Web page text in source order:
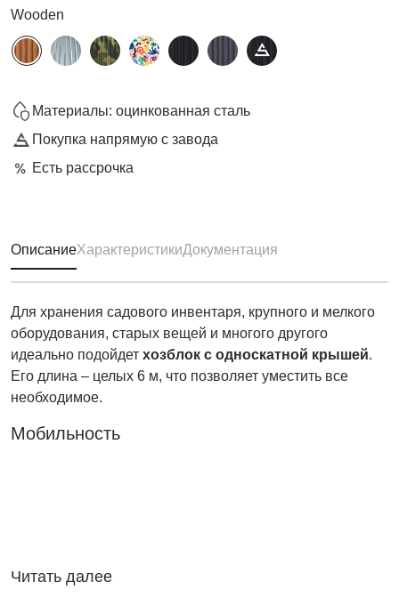
Wooden
Материалы: оцинкованная сталь
Покупка напрямую с завода
Есть рассрочка
ОписаниеХарактеристикиДокументация
Для хранения садового инвентаря, крупного и мелкого
оборудования, старых вещей и многого другого
идеально подойдет хозблок с односкатной крышей.
Его длина – целых 6 м, что позволяет уместить все
необходимое.
Мобильность
Читать далее